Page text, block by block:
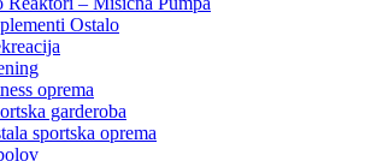
Ostalo
oprema
garderoba
sportska oprema